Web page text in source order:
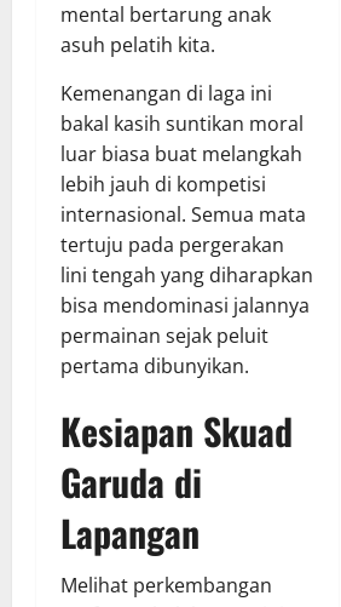
mental bertarung anak
asuh pelatih kita.
Kemenangan di laga ini
bakal kasih suntikan moral
luar biasa buat melangkah
lebih jauh di kompetisi
internasional. Semua mata
tertuju pada pergerakan
lini tengah yang diharapkan
bisa mendominasi jalannya
permainan sejak peluit
pertama dibunyikan.
Kesiapan Skuad
Garuda di
Lapangan
Melihat perkembangan